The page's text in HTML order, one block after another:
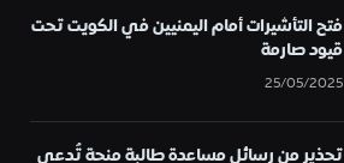
فتح التأشيرات أمام اليمنيين في الكويت تحت
قيود صارمة
25/05/2025
تحذير من رسائل مساعدة طالبة منحة تُدعى